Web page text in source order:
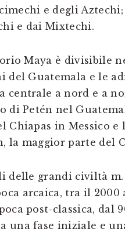
e degli
e dai Mixtechi.
Maya è divisibile
del Guatemala e le
centrale a nord e a
di Petén nel
Chiapas in Messico
la maggior parte del
delle grandi civiltà m.
arcaica, tra il 2000
post-classica, dal
una fase iniziale e